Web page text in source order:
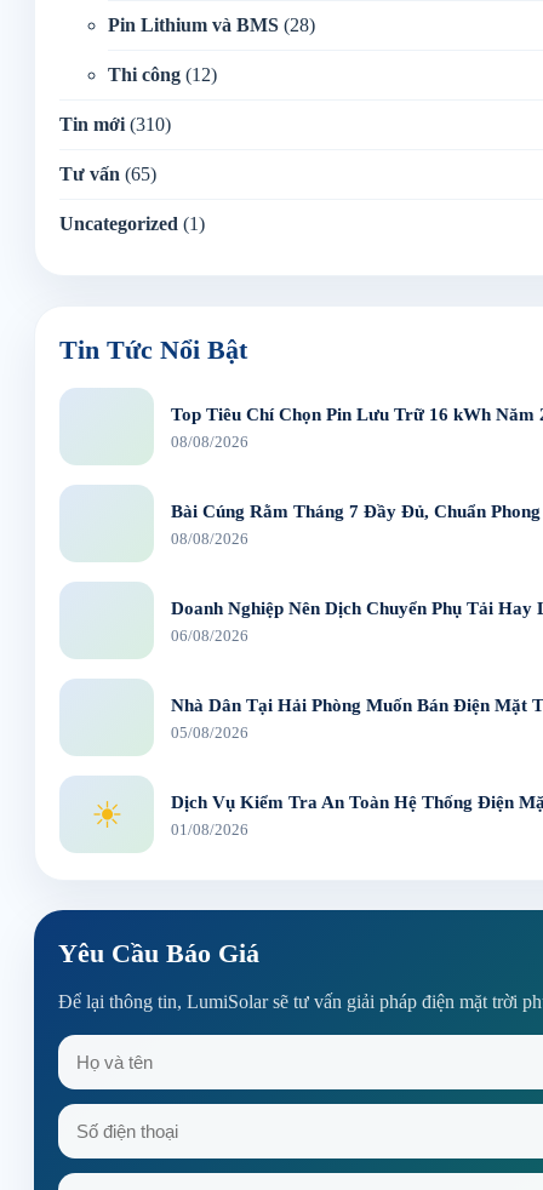
Pin Lithium và BMS (28)
Thi công (12)
Tin mới (310)
Tư vấn (65)
Uncategorized (1)
Tin Tức Nổi Bật
Top Tiêu Chí Chọn Pin Lưu Trữ 16 kWh
08/08/2026
Bài Cúng Rằm Tháng 7 Đầy Đủ, Chuẩn
08/08/2026
Doanh Nghiệp Nên Dịch Chuyển Phụ Tải
06/08/2026
Nhà Dân Tại Hải Phòng Muốn Bán Điện Mặt
05/08/2026
☀ Dịch Vụ Kiểm Tra An Toàn Hệ Thống Điện
01/08/2026
Yêu Cầu Báo Giá
Để lại thông tin, LumiSolar sẽ tư vấn giải pháp điện mặt trời